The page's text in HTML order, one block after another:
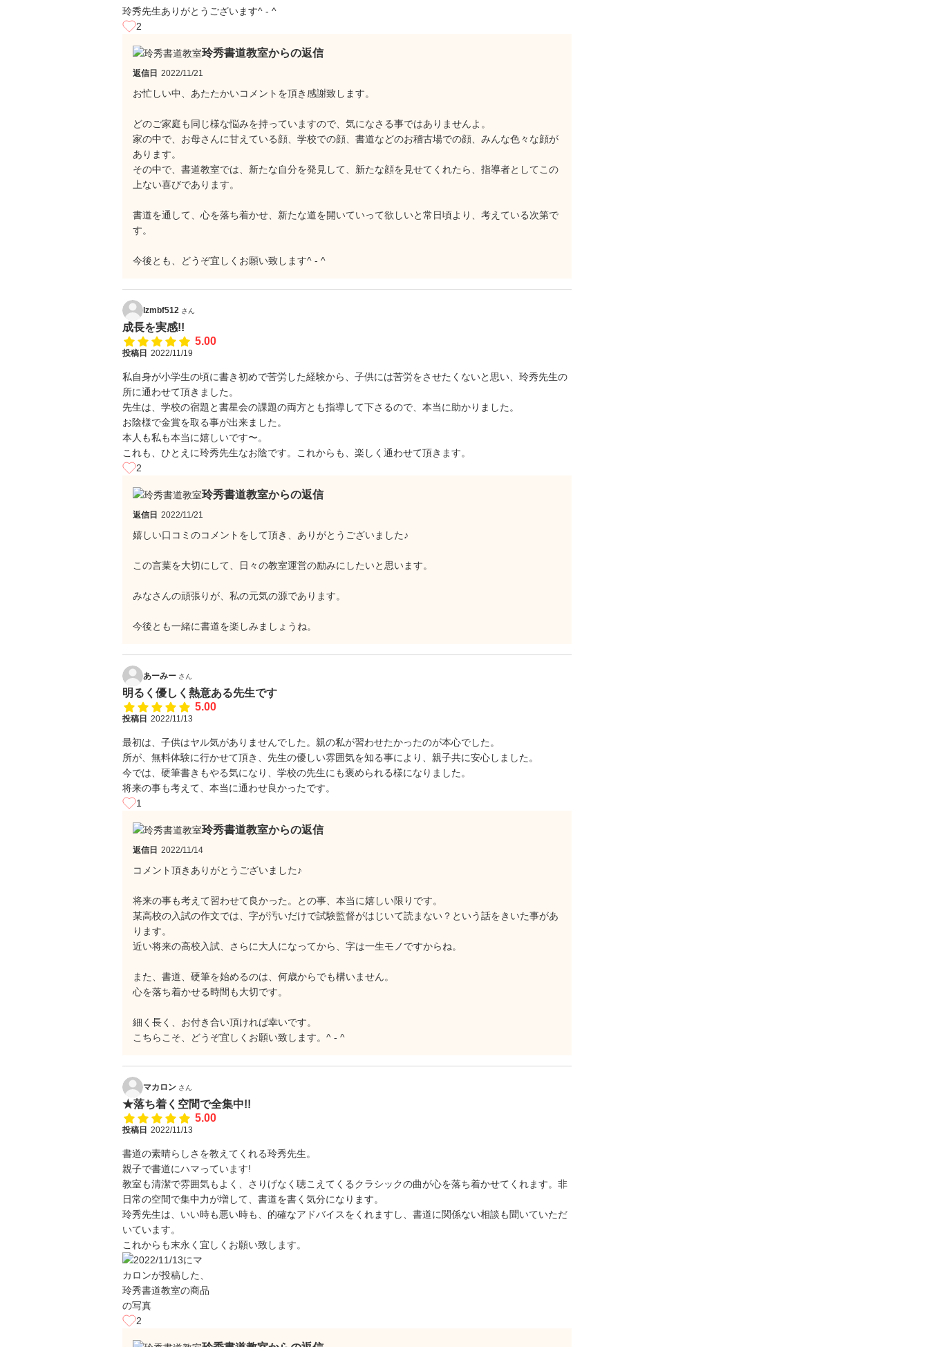
玲秀先生ありがとうございます^ - ^
2
玲秀書道教室からの返信
返信日 2022/11/21
お忙しい中、あたたかいコメントを頂き感謝致します。
どのご家庭も同じ様な悩みを持っていますので、気になさる事ではありませんよ。
家の中で、お母さんに甘えている顔、学校での顔、書道などのお稽古場での顔、みんな色々な顔が
あります。
その中で、書道教室では、新たな自分を発見して、新たな顔を見せてくれたら、指導者としてこの
上ない喜びであります。
書道を通して、心を落ち着かせ、新たな道を開いていって欲しいと常日頃より、考えている次第で
す。
今後とも、どうぞ宜しくお願い致します^ - ^
lzmbf512 さん
成長を実感!!
5.00
投稿日 2022/11/19
私自身が小学生の頃に書き初めで苦労した経験から、子供には苦労をさせたくないと思い、玲秀先生の
所に通わせて頂きました。
先生は、学校の宿題と書星会の課題の両方とも指導して下さるので、本当に助かりました。
お陰様で金賞を取る事が出来ました。
本人も私も本当に嬉しいです〜。
これも、ひとえに玲秀先生なお陰です。これからも、楽しく通わせて頂きます。
2
玲秀書道教室からの返信
返信日 2022/11/21
嬉しい口コミのコメントをして頂き、ありがとうございました♪
この言葉を大切にして、日々の教室運営の励みにしたいと思います。
みなさんの頑張りが、私の元気の源であります。
今後とも一緒に書道を楽しみましょうね。
あーみー さん
明るく優しく熱意ある先生です
5.00
投稿日 2022/11/13
最初は、子供はヤル気がありませんでした。親の私が習わせたかったのが本心でした。
所が、無料体験に行かせて頂き、先生の優しい雰囲気を知る事により、親子共に安心しました。
今では、硬筆書きもやる気になり、学校の先生にも褒められる様になりました。
将来の事も考えて、本当に通わせ良かったです。
1
玲秀書道教室からの返信
返信日 2022/11/14
コメント頂きありがとうございました♪
将来の事も考えて習わせて良かった。との事、本当に嬉しい限りです。
某高校の入試の作文では、字が汚いだけで試験監督がはじいて読まない？という話をきいた事があ
ります。
近い将来の高校入試、さらに大人になってから、字は一生モノですからね。
また、書道、硬筆を始めるのは、何歳からでも構いません。
心を落ち着かせる時間も大切です。
細く長く、お付き合い頂ければ幸いです。
こちらこそ、どうぞ宜しくお願い致します。^ - ^
マカロン さん
★落ち着く空間で全集中!!
5.00
投稿日 2022/11/13
書道の素晴らしさを教えてくれる玲秀先生。
親子で書道にハマっています!
教室も清潔で雰囲気もよく、さりげなく聴こえてくるクラシックの曲が心を落ち着かせてくれます。非
日常の空間で集中力が増して、書道を書く気分になります。
玲秀先生は、いい時も悪い時も、的確なアドバイスをくれますし、書道に関係ない相談も聞いていただ
いています。
これからも末永く宜しくお願い致します。
2